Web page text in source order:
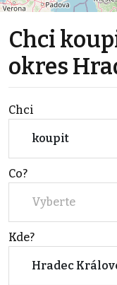
Chci
okres
Chci
koupit
Co?
Vyberte
Kde?